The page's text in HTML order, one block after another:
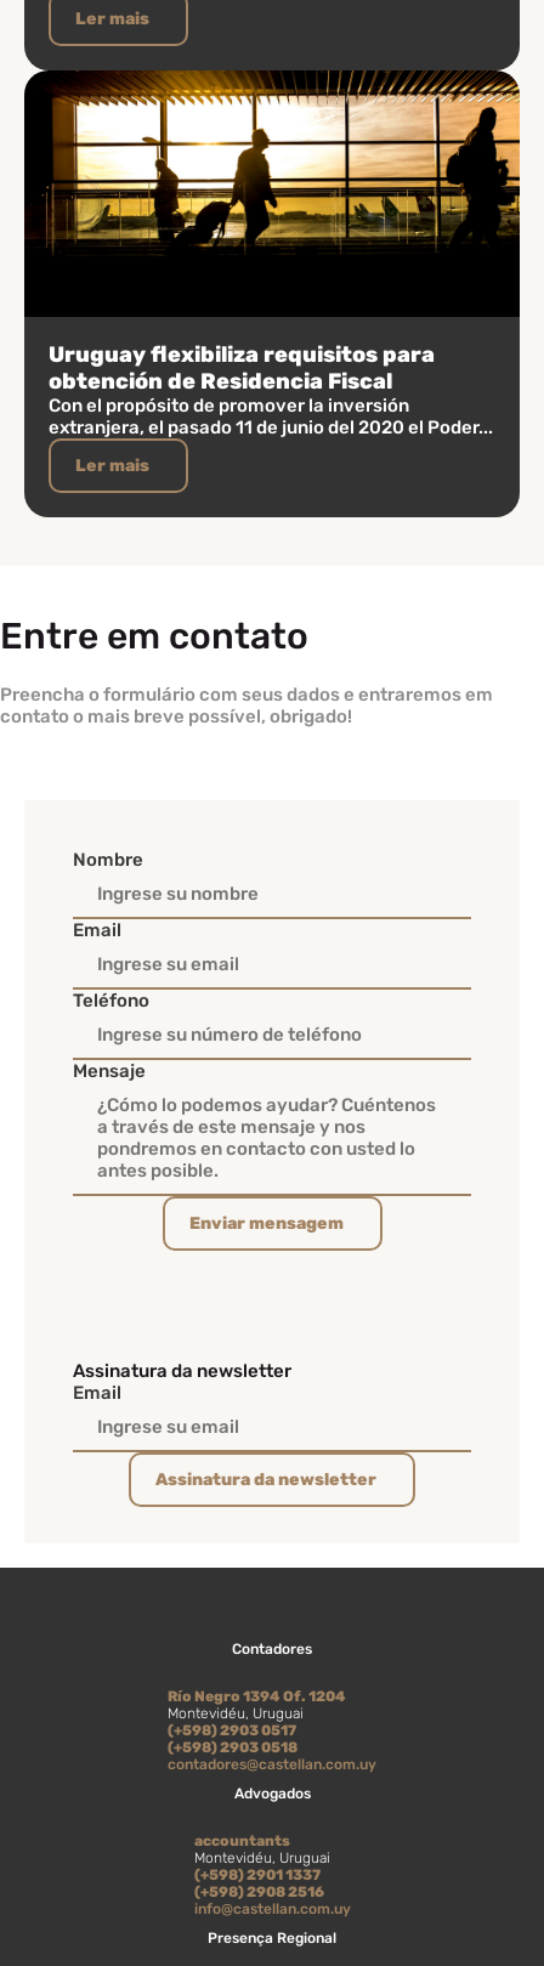
Ler mais
Uruguay flexibiliza requisitos para
obtención de Residencia Fiscal
Con el propósito de promover la inversión
extranjera, el pasado 11 de junio del 2020 el Poder...
Ler mais
Entre em contato
Preencha o formulário com seus dados e entraremos em
contato o mais breve possível, obrigado!
Nombre
Email
Teléfono
Mensaje
Enviar mensagem
Assinatura da newsletter
Email
Assinatura da newsletter
Presença Regional
Advogados
accountants
Montevidéu, Uruguai
(+598) 2901 1337
(+598) 2908 2516
info@castellan.com.uy
Contadores
Río Negro 1394 Of. 1204
Montevidéu, Uruguai
(+598) 2903 0517
(+598) 2903 0518
contadores@castellan.com.uy